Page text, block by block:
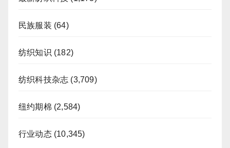
民族服装 (64)
纺织知识 (182)
纺织科技杂志 (3,709)
纽约期棉 (2,584)
行业动态(10,345)